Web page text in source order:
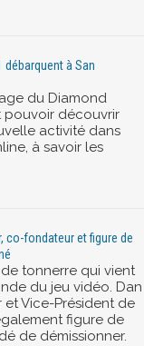
débarquent à San
du Diamond
pouvoir découvrir
activité dans
à savoir les
co-fondateur et figure de
tonnerre qui vient
du jeu vidéo. Dan
Vice-Président de
figure de
de démissionner.